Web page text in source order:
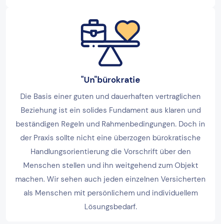
"Un"bürokratie
Die Basis einer guten und dauerhaften vertraglichen
Beziehung ist ein solides Fundament aus klaren und
beständigen Regeln und Rahmenbedingungen. Doch in
der Praxis sollte nicht eine überzogen bürokratische
Handlungsorientierung die Vorschrift über den
Menschen stellen und ihn weitgehend zum Objekt
machen. Wir sehen auch jeden einzelnen Versicherten
als Menschen mit persönlichem und individuellem
Lösungsbedarf.